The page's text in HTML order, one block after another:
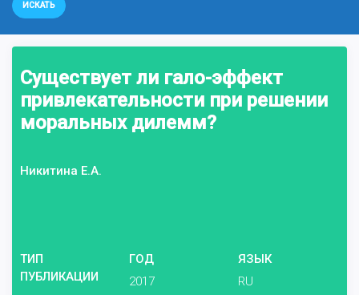
ИСКАТЬ
Существует ли гало-эффект
привлекательности при решении
моральных дилемм?
Никитина Е.А.
ТИП
ПУБЛИКАЦИИ
ГОД
2017
ЯЗЫК
RU